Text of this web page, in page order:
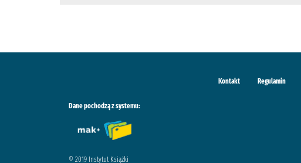
Kontakt Regulamin
Dane pochodzą z systemu:
© 2019 Instytut Książki